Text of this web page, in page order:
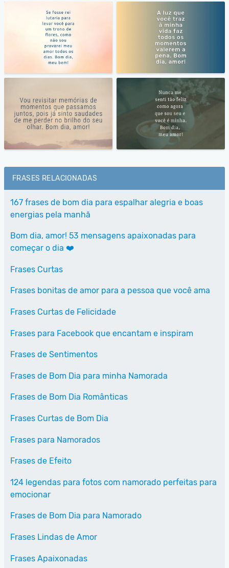
FRASES RELACIONADAS
167 frases de bom dia para espalhar alegria e boas
energias pela manhã
Bom dia, amor! 53 mensagens apaixonadas para
começar o dia ❤️
Frases Curtas
Frases bonitas de amor para a pessoa que você ama
Frases Curtas de Felicidade
Frases para Facebook que encantam e inspiram
Frases de Sentimentos
Frases de Bom Dia para minha Namorada
Frases de Bom Dia Românticas
Frases Curtas de Bom Dia
Frases para Namorados
Frases de Efeito
124 legendas para fotos com namorado perfeitas para
emocionar
Frases de Bom Dia para Namorado
Frases Lindas de Amor
Frases Apaixonadas